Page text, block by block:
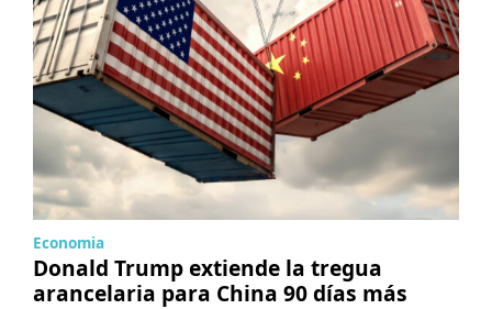
Economia
Donald Trump extiende la tregua
arancelaria para China 90 días más